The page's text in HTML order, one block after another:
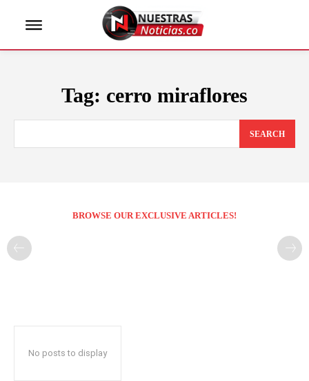
Tag: cerro miraflores
SEARCH
BROWSE OUR EXCLUSIVE ARTICLES!
No posts to display